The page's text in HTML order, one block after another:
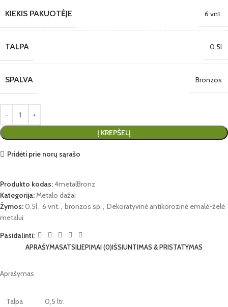
KIEKIS PAKUOTĖJE 6 vnt.
TALPA 0.5l
SPALVA Bronzos
Į KREPŠELĮ
Pridėti prie norų sąrašo
Produkto kodas:4metalBronz
Kategorija:Metalo dažai
Žymos:0.5l, 6 vnt., bronzos sp., Dekoratyvinė antikorozinė emalė-želė
metalui
Pasidalinti:
APRAŠYMASATSILIEPIMAI (0)IŠSIUNTIMAS & PRISTATYMAS
Aprašymas
Talpa 0,5 ltr.